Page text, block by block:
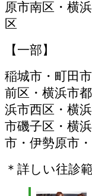
原市南区・横
区
【一部】
稲城市・町田
前区・横浜市
浜市西区・横
市磯子区・横
市・伊勢原市
＊詳しい往診